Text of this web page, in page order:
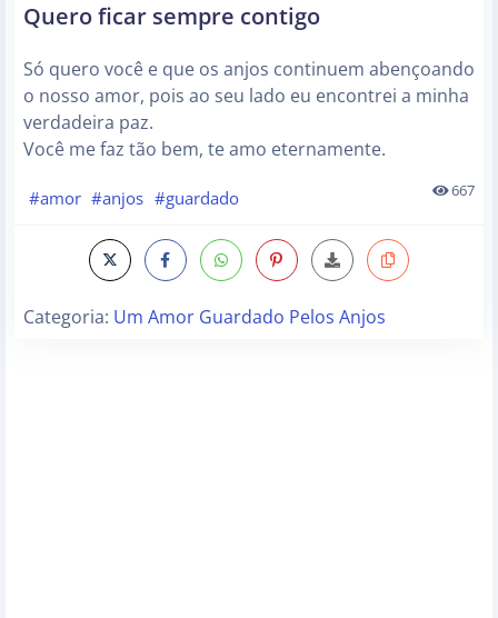
Quero ficar sempre contigo
Só quero você e que os anjos continuem abençoando
o nosso amor, pois ao seu lado eu encontrei a minha
verdadeira paz.
Você me faz tão bem, te amo eternamente.
#amor #anjos #guardado 667
Categoria: Um Amor Guardado Pelos Anjos